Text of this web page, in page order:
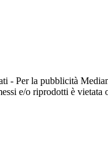
Per la pubblicità
e/o riprodotti è